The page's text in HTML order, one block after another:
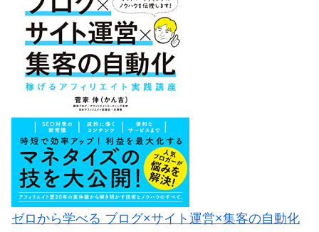
ゼロから学べる ブログ×サイト運営×集客の自動化